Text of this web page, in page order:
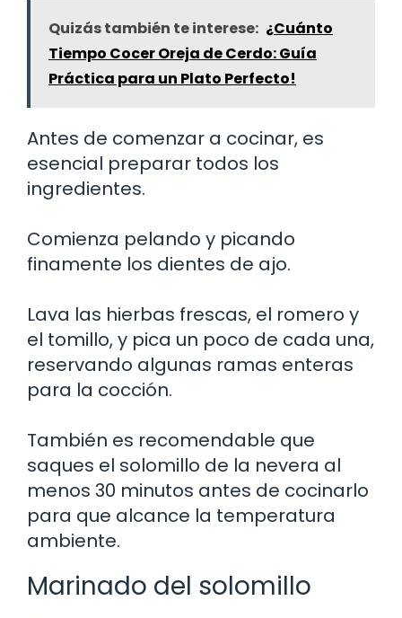
Quizás también te interese: ¿Cuánto
Tiempo Cocer Oreja de Cerdo: Guía
Práctica para un Plato Perfecto!
Antes de comenzar a cocinar, es
esencial preparar todos los
ingredientes.
Comienza pelando y picando
finamente los dientes de ajo.
Lava las hierbas frescas, el romero y
el tomillo, y pica un poco de cada una,
reservando algunas ramas enteras
para la cocción.
También es recomendable que
saques el solomillo de la nevera al
menos 30 minutos antes de cocinarlo
para que alcance la temperatura
ambiente.
Marinado del solomillo